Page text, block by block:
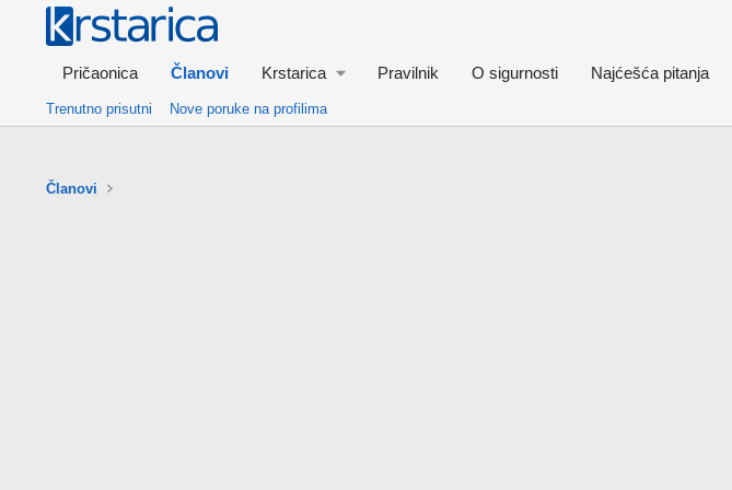
Pričaonica Članovi Krstarica Pravilnik O sigurnosti Najćešća pitanja
Trenutno prisutni Nove poruke na profilima
Članovi